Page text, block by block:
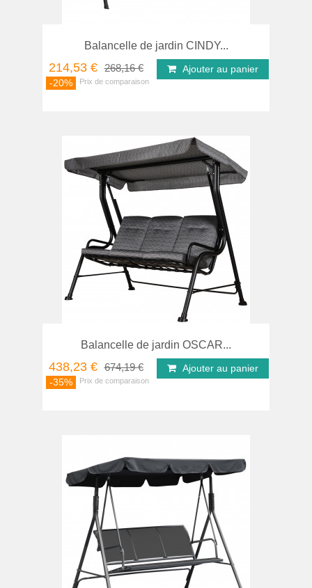
Balancelle de jardin CINDY...
214,53 € 268,16 €
-20%
Ajouter au panier
Balancelle de jardin OSCAR...
438,23 € 674,19 €
-35%
Ajouter au panier